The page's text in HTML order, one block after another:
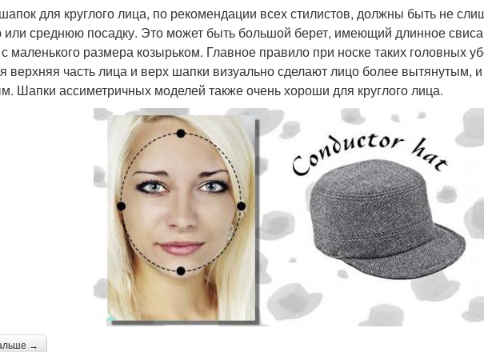
для круглого лица, по рекомендации всех стилистов, должны быть не
или среднюю посадку. Это может быть большой берет, имеющий длинное
маленького размера козырьком. Главное правило при носке таких головных
верхняя часть лица и верх шапки визуально сделают лицо более вытянутым, и
Шапки ассиметричных моделей также очень хороши для круглого лица.
→